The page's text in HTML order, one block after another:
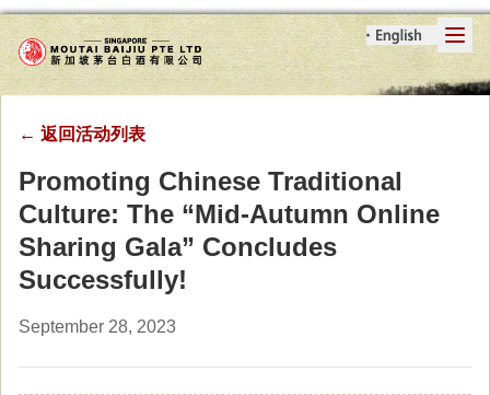
← 返回活动列表
Promoting Chinese Traditional
Culture: The “Mid-Autumn Online
Sharing Gala” Concludes
Successfully!
September 28, 2023